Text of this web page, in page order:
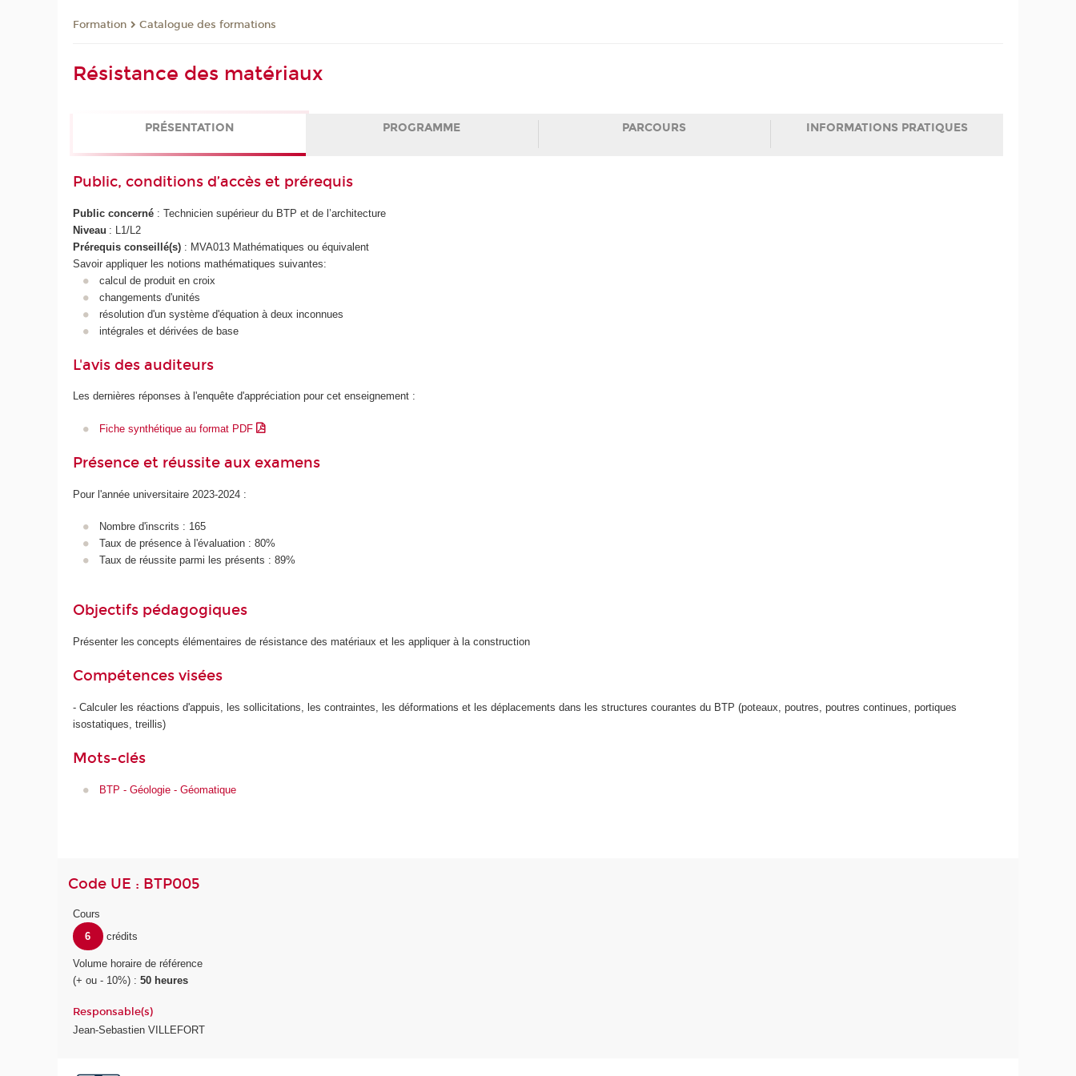
Formation Catalogue des formations
Résistance des matériaux
PRÉSENTATION PROGRAMME PARCOURS INFORMATIONS PRATIQUES
Public, conditions d’accès et prérequis
Public concerné : Technicien supérieur du BTP et de l’architecture
Niveau : L1/L2
Prérequis conseillé(s) : MVA013 Mathématiques ou équivalent
Savoir appliquer les notions mathématiques suivantes:
calcul de produit en croix
changements d'unités
résolution d'un système d'équation à deux inconnues
intégrales et dérivées de base
L'avis des auditeurs
Les dernières réponses à l'enquête d'appréciation pour cet enseignement :
Fiche synthétique au format PDF
Présence et réussite aux examens
Pour l'année universitaire 2023-2024 :
Nombre d'inscrits : 165
Taux de présence à l'évaluation : 80%
Taux de réussite parmi les présents : 89%
Objectifs pédagogiques
Présenter les concepts élémentaires de résistance des matériaux et les appliquer à la construction
Compétences visées
- Calculer les réactions d'appuis, les sollicitations, les contraintes, les déformations et les déplacements dans les structures courantes du BTP (poteaux, poutres, poutres continues, portiques
isostatiques, treillis)
Mots-clés
BTP - Géologie - Géomatique
Code UE : BTP005
Cours
6
crédits
Volume horaire de référence
(+ ou - 10%) :50 heures
Responsable(s)
Jean-Sebastien VILLEFORT